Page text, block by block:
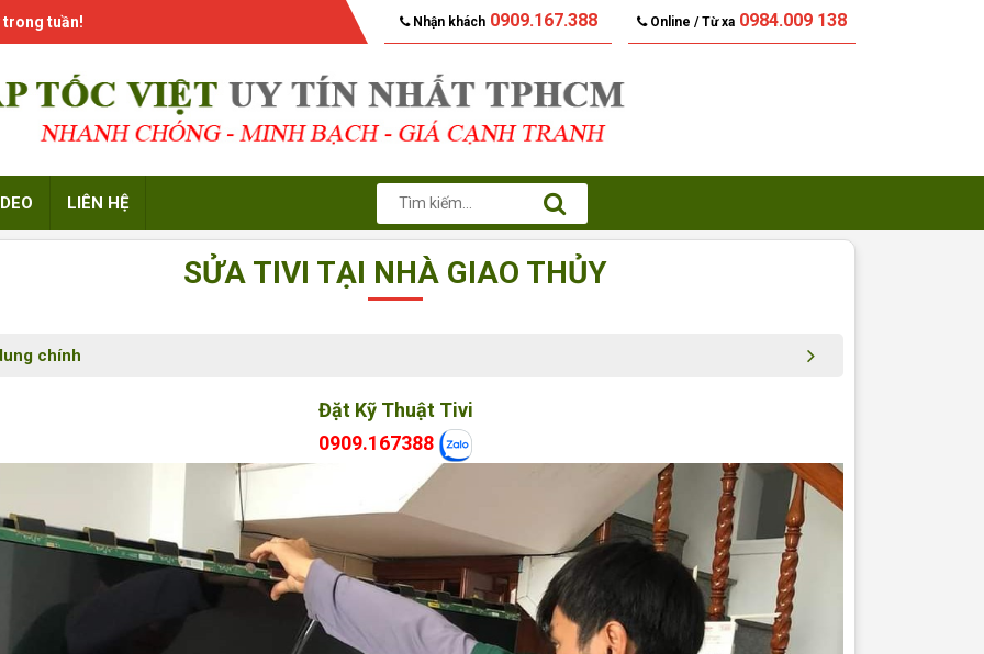
trong tuần! Nhận khách0909.167.388 Online / Từ xa 0984.009 138
LIÊN HỆ
SỬA TIVI TẠI NHÀ GIAO THỦY
chính
Đặt Kỹ Thuật Tivi
0909.167388